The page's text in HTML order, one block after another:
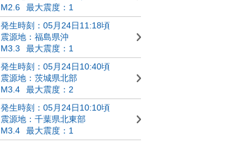
M2.6
最大震度：1
発生時刻：05月24日11:18頃
震源地：福島県沖
M3.3
最大震度：1
発生時刻：05月24日10:40頃
震源地：茨城県北部
M3.4
最大震度：2
発生時刻：05月24日10:10頃
震源地：千葉県北東部
M3.4
最大震度：1